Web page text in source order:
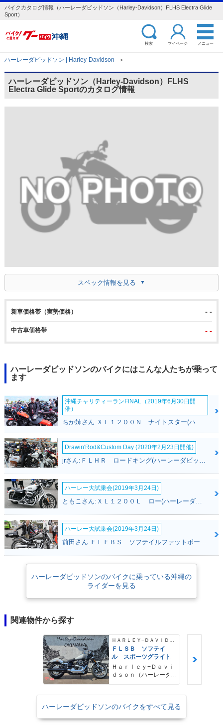
バイクカタログ情報（ハーレーダビッドソン（Harley-Davidson）FLHS Electra Glide
Sport）
検索 マイページ メニュー
ハーレーダビッドソン | Harley-Davidson ＞
ハーレーダビッドソン（Harley-Davidson）FLHS
Electra Glide Sportのカタログ情報
スペック情報を見る
新車価格帯（実勢価格） - -
中古車価格帯 - -
ハーレーダビッドソンのバイクにはこんな人たちが乗って
ます
沖縄チャリティーランFINAL（2019年6月30日開
催）
Drawin'Rod&Custom Day (2020年2月23日開催)
ハーレー大試乗会(2019年3月24日)
ハーレー大試乗会(2019年3月24日)
ハーレーダビッドソンのバイクに乗っている沖縄の
ライダーを見る
関連物件から探す
ＦＬＳＢ ソフテイ
ル スポーツグライド
Ｈａｒｌｅｙ−Ｄａｖｉ
ｄｓｏｎ（ハーレーダ
ハーレーダビッドソンのバイクをすべて見る